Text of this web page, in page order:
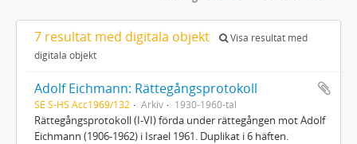
7 resultat med digitala objekt
Visa resultat med
digitala objekt
Adolf Eichmann: Rättegångsprotokoll
SE S-HS Acc1969/132 Arkiv 1930-1960-tal
Rättegångsprotokoll (I-VI) förda under rättegången mot Adolf
Eichmann (1906-1962) i Israel 1961. Duplikat i 6 häften.